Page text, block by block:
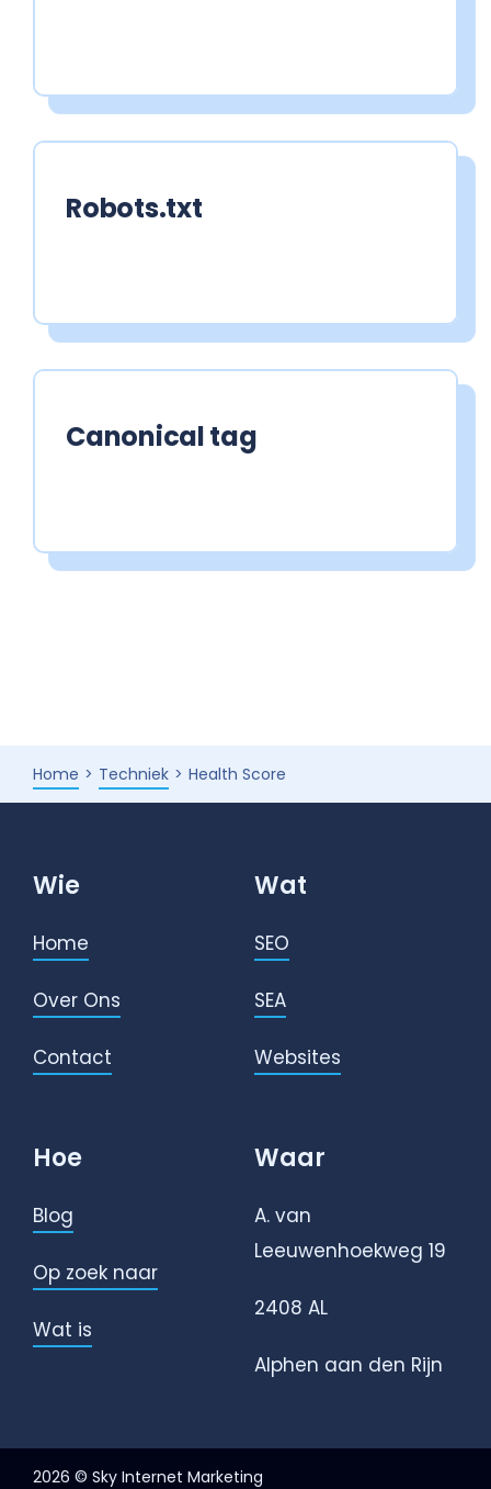
Robots.txt
Canonical tag
Home Techniek Health Score
Wie
Home
Over Ons
Contact
Wat
SEO
SEA
Websites
Hoe
Blog
Op zoek naar
Wat is
Waar
A. van
Leeuwenhoekweg 19
2408 AL
Alphen aan den Rijn
2026 © Sky Internet Marketing